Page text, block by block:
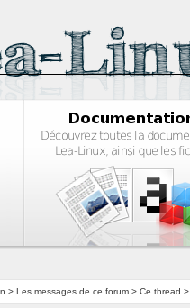
> Les messages de ce forum> Ce thread >